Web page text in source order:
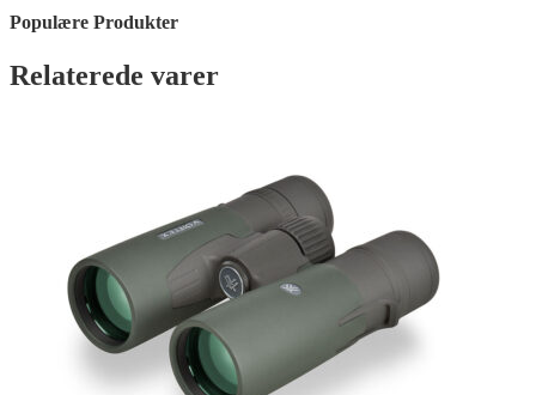
Populære Produkter
Relaterede varer